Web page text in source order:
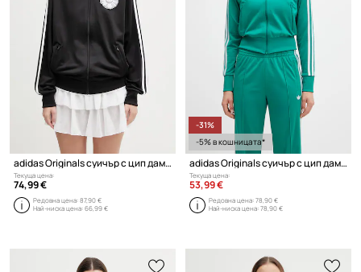
adidas Originals суичър с цип дамски
Текуща цена:
74,99 €
Редовна цена:87,90 €
Най-ниска цена:66,99 €
-31%
-5% в кошницата*
adidas Originals суичър с цип дамски
Текуща цена:
53,99 €
Редовна цена:78,90 €
Най-ниска цена:78,90 €